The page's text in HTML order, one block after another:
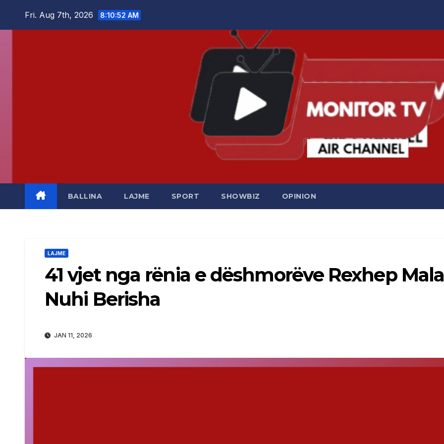
Fri. Aug 7th, 2026 8:10:53 AM
BALLINA LAJME SPORT SHOWBIZ OPINION
LAJME
​41 vjet nga rënia e dëshmorëve Rexhep
Nuhi Berisha
JAN 11, 2026